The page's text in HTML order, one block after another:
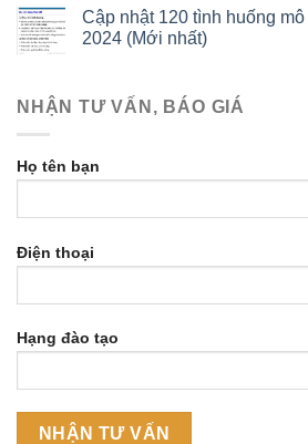
Cập nhật 120 tình huống
2024 (Mới nhất)
NHẬN TƯ VẤN, BÁO GIÁ
Họ tên bạn
Điện thoại
Hạng đào tạo